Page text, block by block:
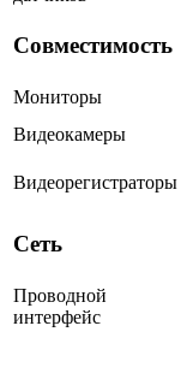
Совместимость
Мониторы
Видеокамеры
Видеорегистраторы
Сеть
Проводной
интерфейс